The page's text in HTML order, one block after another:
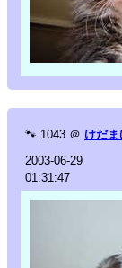
🐾 1043 ＠ けだ
2003-06-29
01:31:47